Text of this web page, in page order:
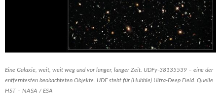
Eine Galaxie, weit, weit weg und vor langer, langer Zeit. UDFy-38135539 – eine der
entferntesten beobachteten Objekte. UDF steht für (Hubble) Ultra-Deep Field. Quelle
HST – NASA / ESA